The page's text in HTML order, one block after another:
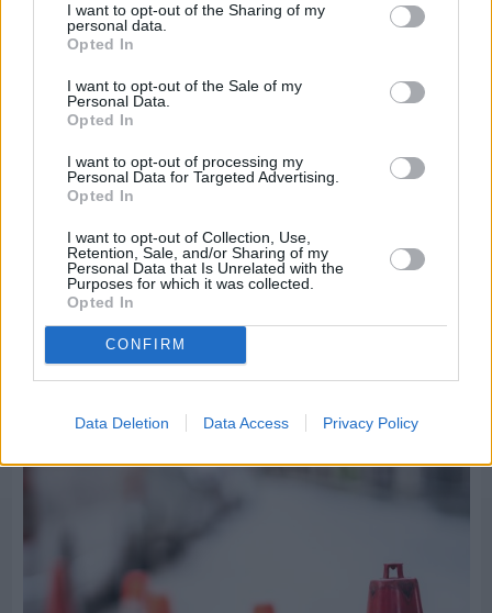
I want to opt-out of the Sharing of my
personal data.
Opted In
I want to opt-out of the Sale of my
Personal Data.
Opted In
I want to opt-out of processing my
Personal Data for Targeted Advertising.
Opted In
I want to opt-out of Collection, Use,
Retention, Sale, and/or Sharing of my
Personal Data that Is Unrelated with the
Purposes for which it was collected.
Opted In
CONFIRM
Data Deletion Data Access Privacy Policy
Πριν 8 ημέρες
Ελλάδας–Κύπρου Κ18 ο Δημήτρης Τέλλιος